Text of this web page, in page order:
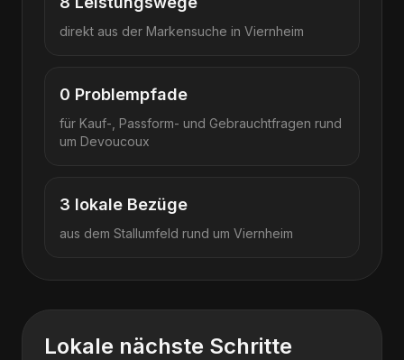
direkt aus der Markensuche in Viernheim
0 Problempfade
für Kauf-, Passform- und Gebrauchtfragen rund
um Devoucoux
3 lokale Bezüge
aus dem Stallumfeld rund um Viernheim
Lokale nächste Schritte